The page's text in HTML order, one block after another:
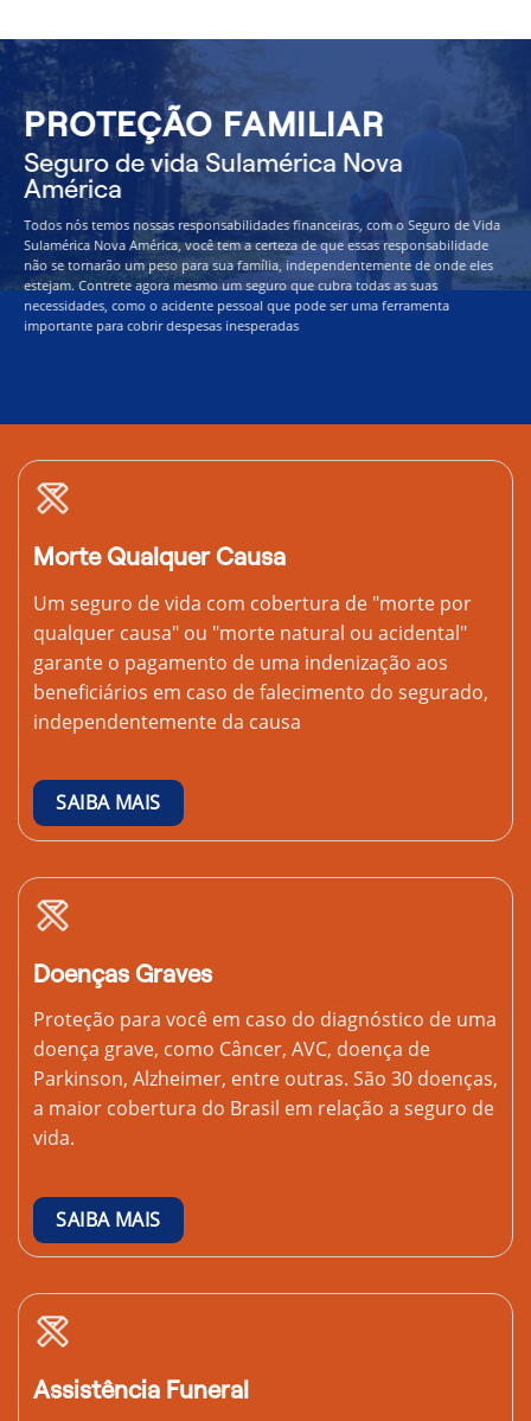
PROTEÇÃO FAMILIAR
Seguro de vida Sulamérica Nova
América
Todos nós temos nossas responsabilidades financeiras, com o Seguro de Vida
Sulamérica Nova América, você tem a certeza de que essas responsabilidade
não se tornarão um peso para sua família, independentemente de onde eles
estejam. Contrete agora mesmo um seguro que cubra todas as suas
necessidades, como o acidente pessoal que pode ser uma ferramenta
importante para cobrir despesas inesperadas
Morte Qualquer Causa
Um seguro de vida com cobertura de "morte por
qualquer causa" ou "morte natural ou acidental"
garante o pagamento de uma indenização aos
beneficiários em caso de falecimento do segurado,
independentemente da causa
SAIBA MAIS
Doenças Graves
Proteção para você em caso do diagnóstico de uma
doença grave, como Câncer, AVC, doença de
Parkinson, Alzheimer, entre outras. São 30 doenças,
a maior cobertura do Brasil em relação a seguro de
vida.
SAIBA MAIS
Assistência Funeral